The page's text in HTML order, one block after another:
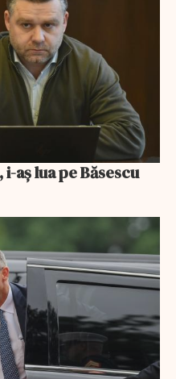
aș lua pe Băsescu